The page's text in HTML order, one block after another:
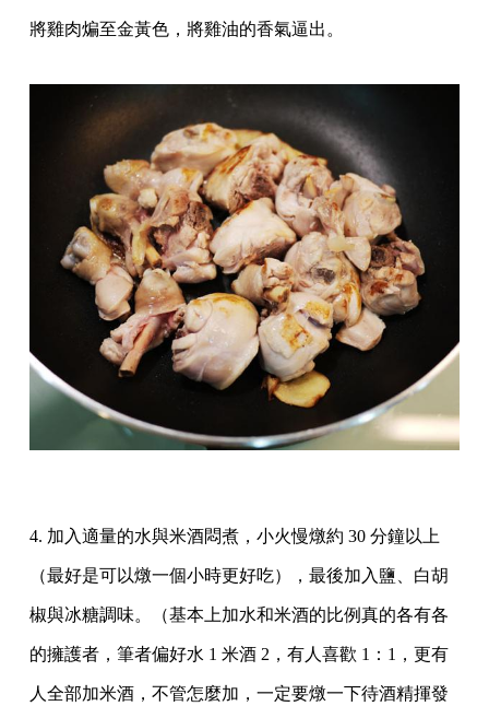
將雞肉煸至金黃色，將雞油的香氣逼出。
4. 加入適量的水與米酒悶煮，小火慢燉約 30 分鐘以上
（最好是可以燉一個小時更好吃），最後加入鹽、白胡
椒與冰糖調味。（基本上加水和米酒的比例真的各有各
的擁護者，筆者偏好水 1 米酒 2，有人喜歡 1：1，更有
人全部加米酒，不管怎麼加，一定要燉一下待酒精揮發